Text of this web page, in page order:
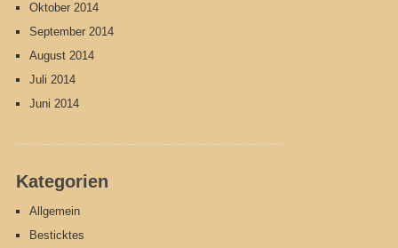
Oktober 2014
September 2014
August 2014
Juli 2014
Juni 2014
Kategorien
Allgemein
Besticktes